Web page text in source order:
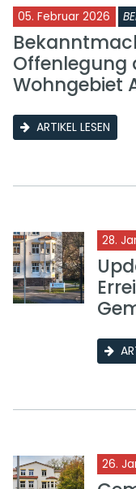
05. Februar 2026
Offenlegung
Wohngebiet
ARTIKEL LESEN
28.
26.